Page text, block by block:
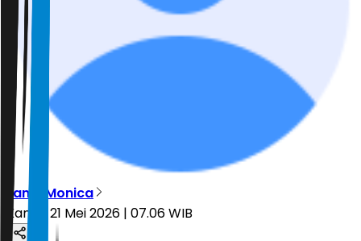
Lania Monica
Kamis, 21 Mei 2026 | 07.06 WIB